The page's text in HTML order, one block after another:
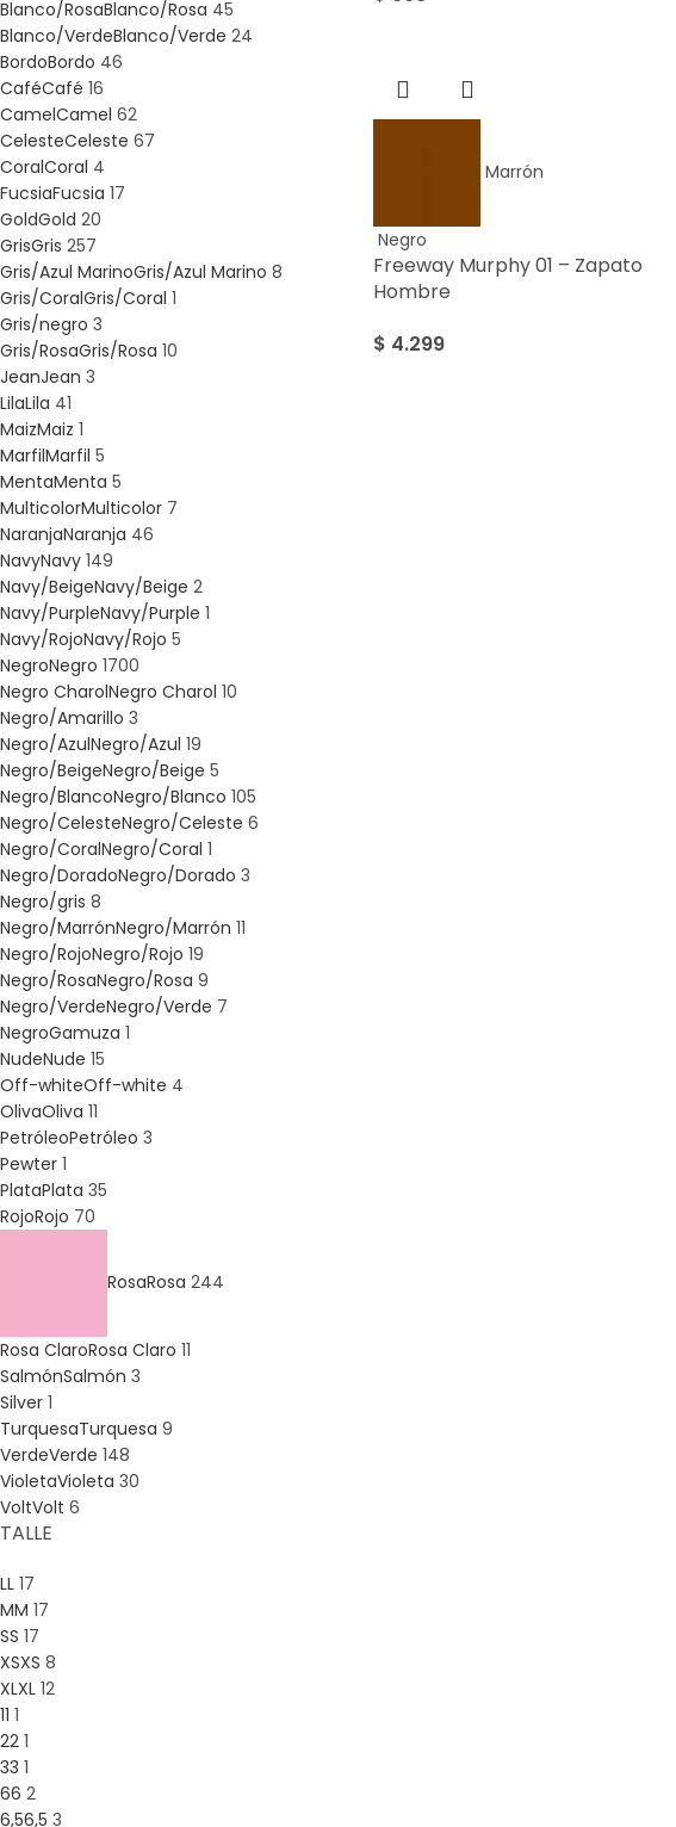
Blanco/RosaBlanco/Rosa 45
Blanco/VerdeBlanco/Verde 24
BordoBordo 46
CaféCafé 16
CamelCamel 62
CelesteCeleste 67
CoralCoral 4
FucsiaFucsia 17
GoldGold 20
GrisGris 257
Gris/Azul MarinoGris/Azul Marino 8
Gris/CoralGris/Coral 1
Gris/negro 3
Gris/RosaGris/Rosa 10
JeanJean 3
LilaLila 41
MaizMaiz 1
MarfilMarfil 5
MentaMenta 5
MulticolorMulticolor 7
NaranjaNaranja 46
NavyNavy 149
Navy/BeigeNavy/Beige 2
Navy/PurpleNavy/Purple 1
Navy/RojoNavy/Rojo 5
NegroNegro 1700
Negro CharolNegro Charol 10
Negro/Amarillo 3
Negro/AzulNegro/Azul 19
Negro/BeigeNegro/Beige 5
Negro/BlancoNegro/Blanco 105
Negro/CelesteNegro/Celeste 6
Negro/CoralNegro/Coral 1
Negro/DoradoNegro/Dorado 3
Negro/gris 8
Negro/MarrónNegro/Marrón 11
Negro/RojoNegro/Rojo 19
Negro/RosaNegro/Rosa 9
Negro/VerdeNegro/Verde 7
NegroGamuza 1
NudeNude 15
Off-whiteOff-white 4
OlivaOliva 11
PetróleoPetróleo 3
Pewter 1
PlataPlata 35
RojoRojo 70
RosaRosa 244
Rosa ClaroRosa Claro 11
SalmónSalmón 3
Silver 1
TurquesaTurquesa 9
VerdeVerde 148
VioletaVioleta 30
VoltVolt 6
TALLE
LL 17
MM 17
SS 17
XSXS 8
XLXL 12
11 1
22 1
33 1
66 2
6,56,5 3
Marrón
Negro
Freeway Murphy 01 – Zapato
Hombre
$ 4.299